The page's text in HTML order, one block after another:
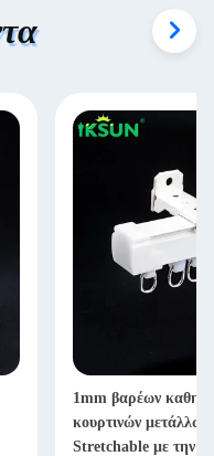
1mm βαρέων
κουρτινών
Stretchable με την